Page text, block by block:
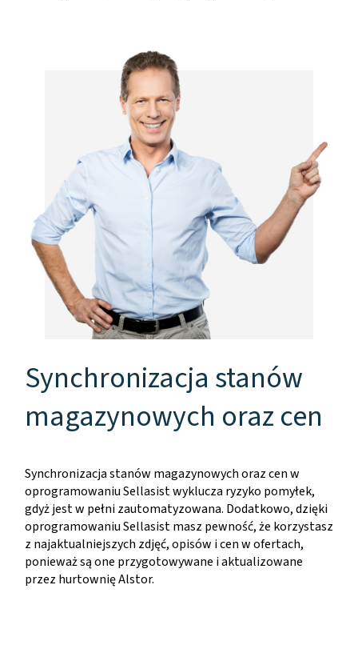
Synchronizacja stanów
magazynowych oraz cen
Synchronizacja stanów magazynowych oraz cen w
oprogramowaniu Sellasist wyklucza ryzyko pomyłek,
gdyż jest w pełni zautomatyzowana. Dodatkowo, dzięki
oprogramowaniu Sellasist masz pewność, że korzystasz
z najaktualniejszych zdjęć, opisów i cen w ofertach,
ponieważ są one przygotowywane i aktualizowane
przez hurtownię Alstor.